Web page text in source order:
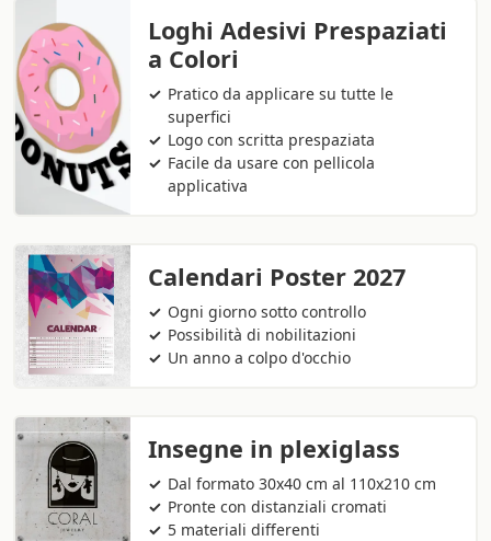
Loghi Adesivi Prespaziati
a Colori
Pratico da applicare su tutte le
superfici
Logo con scritta prespaziata
Facile da usare con pellicola
applicativa
Calendari Poster 2027
Ogni giorno sotto controllo
Possibilità di nobilitazioni
Un anno a colpo d'occhio
Insegne in plexiglass
Dal formato 30x40 cm al 110x210 cm
Pronte con distanziali cromati
5 materiali differenti